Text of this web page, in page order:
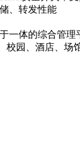
、转发性能
一体的综合
园、酒店、场